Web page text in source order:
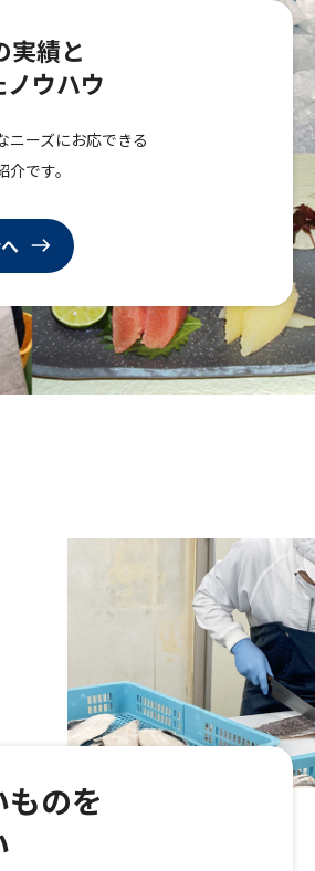
実績と
ウハウ
ニーズにお応できる
です。
のを